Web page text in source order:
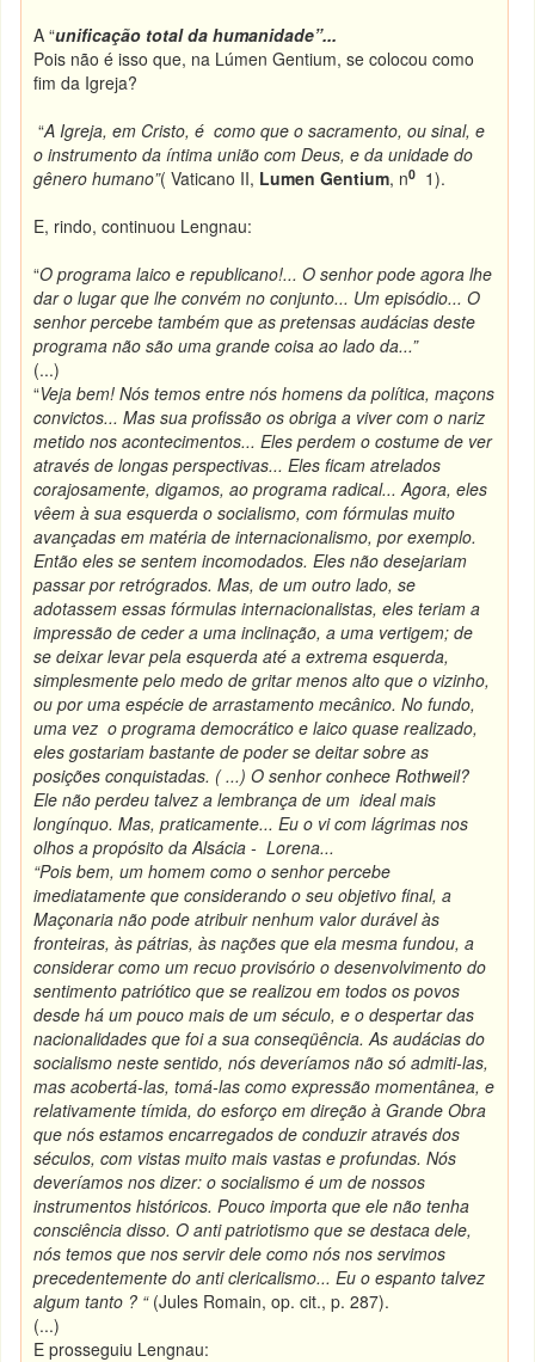
A “unificação total da humanidade”...
Pois não é isso que, na Lúmen Gentium, se colocou como
fim da Igreja?
“A Igreja, em Cristo, é como que o sacramento, ou sinal, e
o instrumento da íntima união com Deus, e da unidade do
gênero humano”( Vaticano II, Lumen Gentium, n0 1).
E, rindo, continuou Lengnau:
“O programa laico e republicano!... O senhor pode agora lhe
dar o lugar que lhe convém no conjunto... Um episódio... O
senhor percebe também que as pretensas audácias deste
programa não são uma grande coisa ao lado da...”
(...)
“Veja bem! Nós temos entre nós homens da política, maçons
convictos... Mas sua profissão os obriga a viver com o nariz
metido nos acontecimentos... Eles perdem o costume de ver
através de longas perspectivas... Eles ficam atrelados
corajosamente, digamos, ao programa radical... Agora, eles
vêem à sua esquerda o socialismo, com fórmulas muito
avançadas em matéria de internacionalismo, por exemplo.
Então eles se sentem incomodados. Eles não desejariam
passar por retrógrados. Mas, de um outro lado, se
adotassem essas fórmulas internacionalistas, eles teriam a
impressão de ceder a uma inclinação, a uma vertigem; de
se deixar levar pela esquerda até a extrema esquerda,
simplesmente pelo medo de gritar menos alto que o vizinho,
ou por uma espécie de arrastamento mecânico. No fundo,
uma vez o programa democrático e laico quase realizado,
eles gostariam bastante de poder se deitar sobre as
posições conquistadas. ( ...) O senhor conhece Rothweil?
Ele não perdeu talvez a lembrança de um ideal mais
longínquo. Mas, praticamente... Eu o vi com lágrimas nos
olhos a propósito da Alsácia - Lorena...
“Pois bem, um homem como o senhor percebe
imediatamente que considerando o seu objetivo final, a
Maçonaria não pode atribuir nenhum valor durável às
fronteiras, às pátrias, às nações que ela mesma fundou, a
considerar como um recuo provisório o desenvolvimento do
sentimento patriótico que se realizou em todos os povos
desde há um pouco mais de um século, e o despertar das
nacionalidades que foi a sua conseqüência. As audácias do
socialismo neste sentido, nós deveríamos não só admiti-las,
mas acobertá-las, tomá-las como expressão momentânea, e
relativamente tímida, do esforço em direção à Grande Obra
que nós estamos encarregados de conduzir através dos
séculos, com vistas muito mais vastas e profundas. Nós
deveríamos nos dizer: o socialismo é um de nossos
instrumentos históricos. Pouco importa que ele não tenha
consciência disso. O anti patriotismo que se destaca dele,
nós temos que nos servir dele como nós nos servimos
precedentemente do anti clericalismo... Eu o espanto talvez
algum tanto ? “ (Jules Romain, op. cit., p. 287).
(...)
E prosseguiu Lengnau: